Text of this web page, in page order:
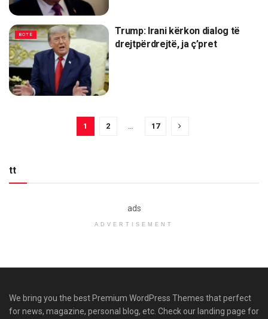
BOTË
Trump: Irani kërkon dialog të
drejtpërdrejtë, ja ç’pret
1 2 … 17
tt
ads
ADVERTISEMENT
We bring you the best Premium WordPress Themes that perfect
for news, magazine, personal blog, etc. Check our landing page for